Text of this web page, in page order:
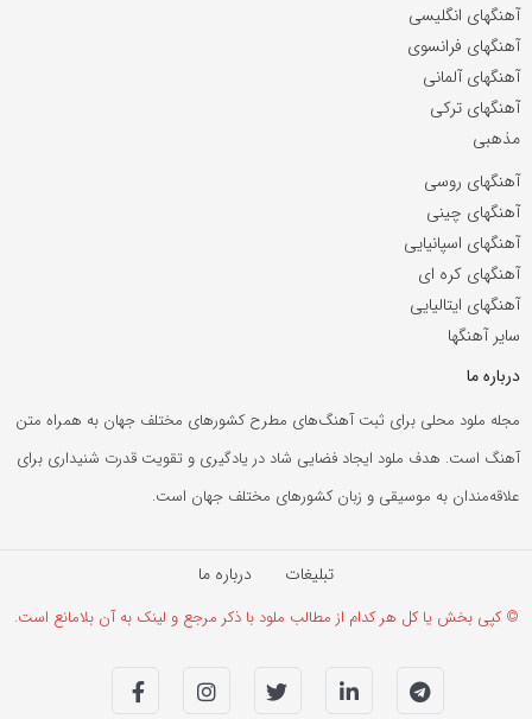
آهنگهای انگلیسی
آهنگهای فرانسوی
آهنگهای آلمانی
آهنگهای ترکی
مذهبی
آهنگهای روسی
آهنگهای چینی
آهنگهای اسپانیایی
آهنگهای کره ای
آهنگهای ایتالیایی
سایر آهنگها
درباره ما
مجله ملود محلی برای ثبت آهنگ‌های مطرح کشورهای مختلف جهان به همراه متن
آهنگ است. هدف ملود ایجاد فضایی شاد در یادگیری و تقویت قدرت شنیداری برای
علاقه‌مندان به موسیقی و زبان کشورهای مختلف جهان است.
تبلیغات درباره ما
© کپی بخش یا کل هر کدام از مطالب ملود با ذکر مرجع و لینک به آن بلامانع است.